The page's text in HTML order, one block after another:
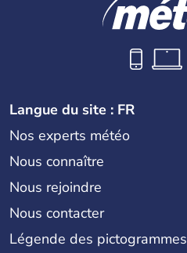
Langue du site : FR
Nos experts météo
Nous connaître
Nous rejoindre
Nous contacter
Légende des pictogrammes